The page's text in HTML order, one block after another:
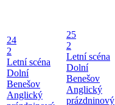
24
2
Letní scéna
Dolní
Benešov
Anglický
25
2
Letní scéna
Dolní
Benešov
Anglický
prázdninový